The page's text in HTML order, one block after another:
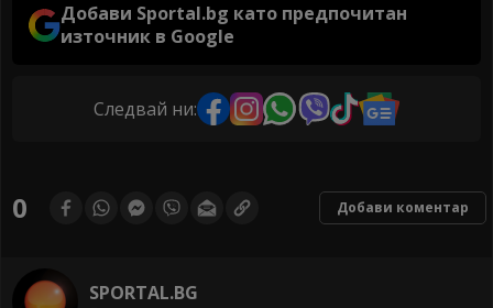
Добави Sportal.bg като предпочитан
източник в Google
Следвай ни:
0 Добави коментар
SPORTAL.BG